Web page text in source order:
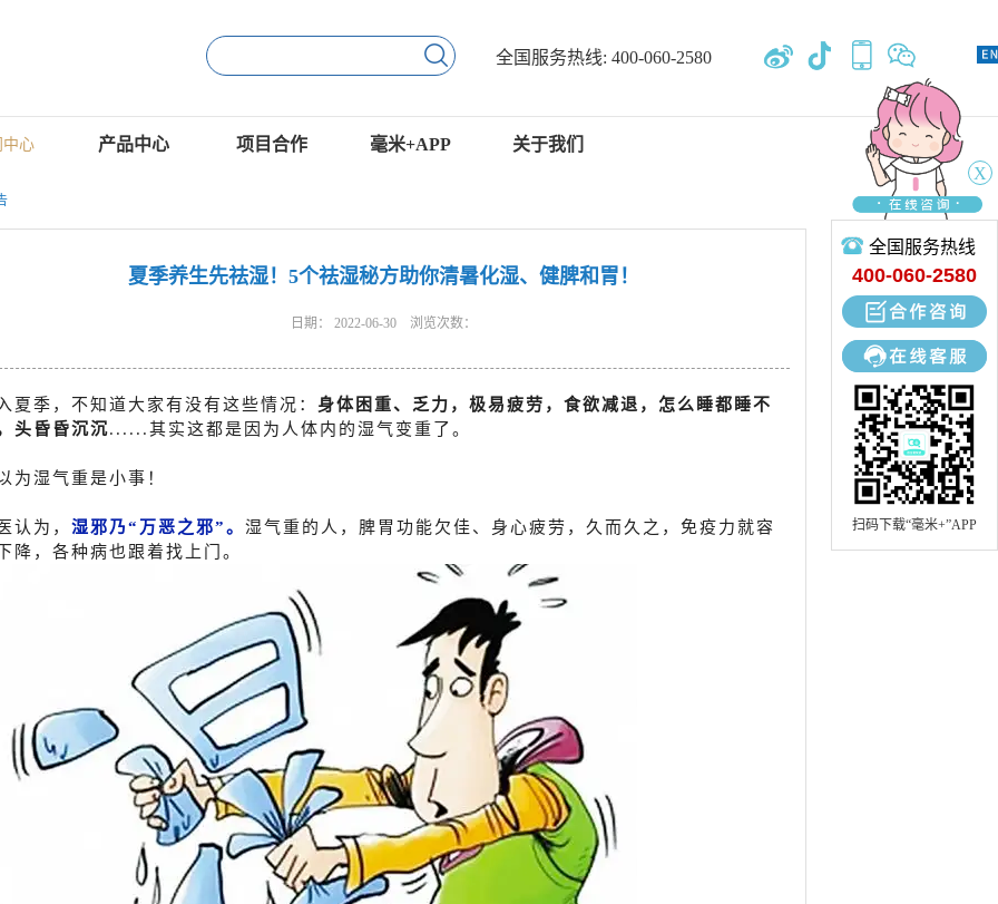
全国服务热线: 400-060-2580
中心 产品中心 项目合作 毫米+APP 关于我们
新闻中心
夏季养生先祛湿！5个祛湿秘方助你清暑化湿、健脾和胃！
日期： 2022-06-30 浏览次数：
夏季，不知道大家有没有这些情况： 身体困重、乏力，极易疲劳，食欲减退，怎么睡都睡不
头昏昏沉沉......其实这都是因为人体内的湿气变重了。
为湿气重是小事！
认为， 湿邪乃“万恶之邪”。 湿气重的人，脾胃功能欠佳、身心疲劳，久而久之，免疫力就容
降，各种病也跟着找上门。
X
全国服务热线
400-060-2580
扫码下载“毫米+”APP